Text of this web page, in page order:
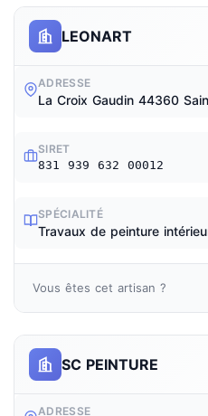
LEONART
ADRESSE
La Croix Gaudin 44360
SIRET
831 939 632 00012
SPÉCIALITÉ
Travaux de peinture
Vous êtes cet artisan ?
SC PEINTURE
ADRESSE